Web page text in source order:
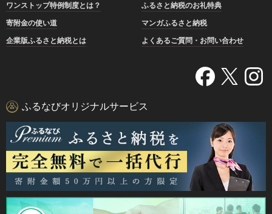
ワンストップ特例制度とは？
ふるさと納税のお礼特典
寄附金の使い道
マンガふるさと納税
企業版ふるさと納税とは
よくあるご質問・お問い合わせ
ふるなびオリジナルサービス